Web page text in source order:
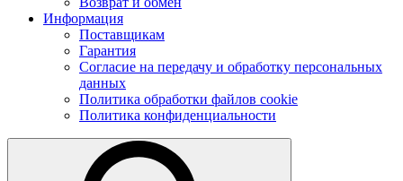
Информация
Поставщикам
Гарантия
Согласие на передачу и обработку персональных
данных
Политика обработки файлов cookie
Политика конфиденциальности